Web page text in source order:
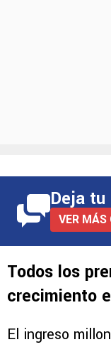
Deja tu
VER MÁS
Todos los
crecimiento
El ingreso